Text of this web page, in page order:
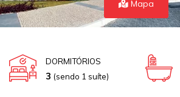
Mapa
DORMITÓRIOS
3 (sendo 1 suíte)